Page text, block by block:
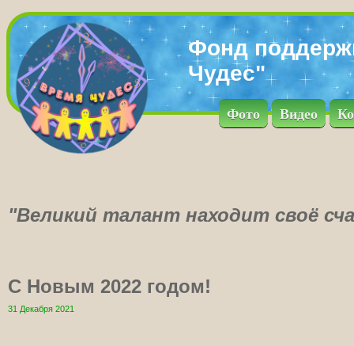
Фонд
Чудес"
Фото Видео
"Великий талант находит своё
С Новым 2022 годом!
31 Декабря 2021